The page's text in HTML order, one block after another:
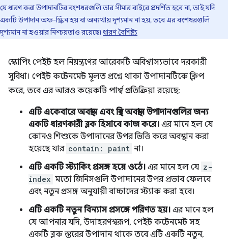
যে ধারণ করা উপাদানটির বংশধরগুলি তার সীমার বাইরে প্রদর্শিত হবে না, তাই যদি
একটি উপাদান অফ-স্ক্রিন হয় বা অন্যথায় দৃশ্যমান না হয়, তবে এর বংশধরগুলি
দৃশ্যমান না হওয়ার নিশ্চয়তাও রয়েছে৷ ধারণ বৈশিষ্ট্য
স্কোপিং পেইন্ট হল নিয়ন্ত্রণের আরেকটি অবিশ্বাস্যভাবে দরকারী
সুবিধা। পেইন্ট কন্টেনমেন্ট মূলত প্রশ্নে থাকা উপাদানটিকে ক্লিপ
করে, তবে এর আরও কয়েকটি পার্শ্ব প্রতিক্রিয়া রয়েছে:
এটি একেবারে অবস্থান এবং স্থির অবস্থান উপাদানগুলির জন্য
একটি ধারণকারী ব্লক হিসাবে কাজ করে। এর মানে হল যে
কোনও শিশুকে উপাদানের উপর ভিত্তি করে অবস্থান করা
হয়েছে যার contain: paint না।
এটি একটি স্ট্যাকিং প্রসঙ্গ হয়ে ওঠে। এর মানে হল যে z-
index মতো জিনিসগুলি উপাদানের উপর প্রভাব ফেলবে
এবং নতুন প্রসঙ্গ অনুযায়ী বাচ্চাদের স্ট্যাক করা হবে।
এটি একটি নতুন বিন্যাস প্রসঙ্গে পরিণত হয়। এর মানে হল
যে আপনার যদি, উদাহরণস্বরূপ, পেইন্ট কন্টেনমেন্ট সহ
একটি ব্লক স্তরের উপাদান থাকে তবে এটি একটি নতুন,